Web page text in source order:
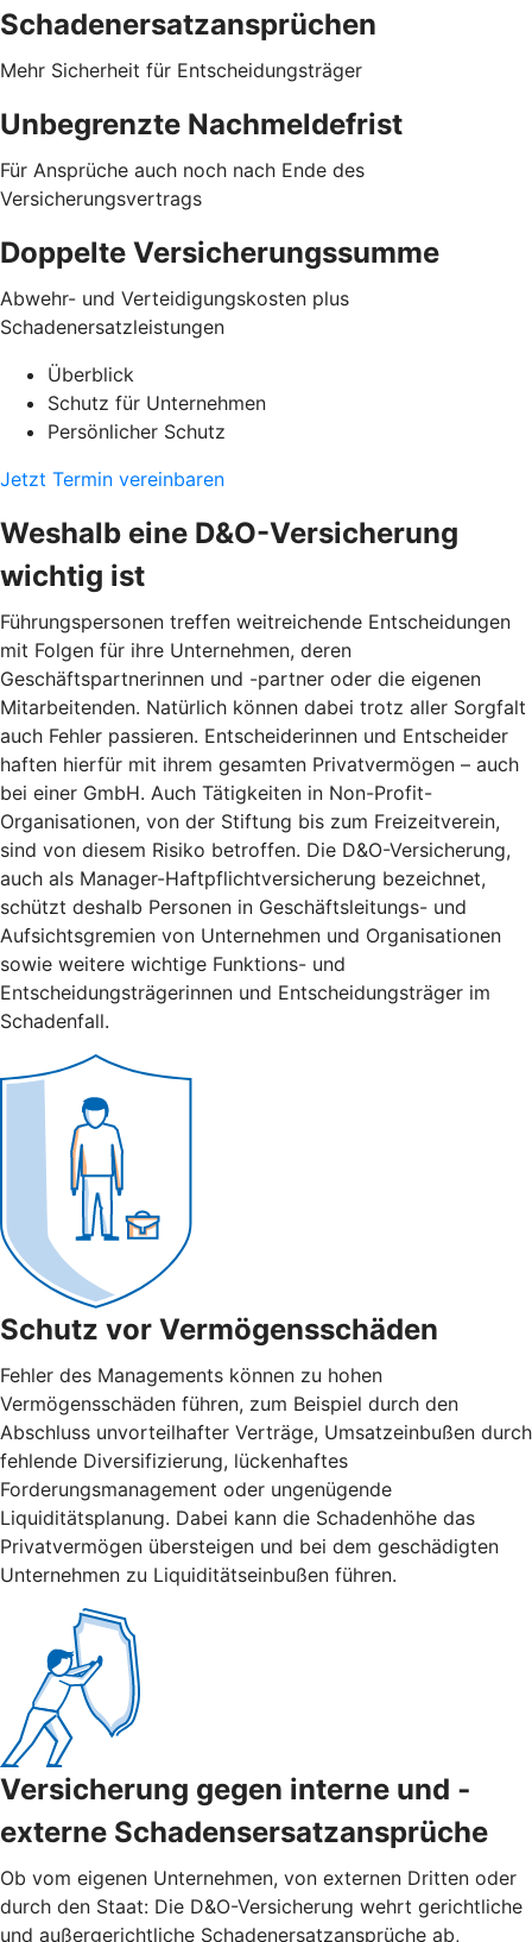
Schadenersatzansprüchen
Mehr Sicherheit für Entscheidungsträger
Unbegrenzte Nachmeldefrist
Für Ansprüche auch noch nach Ende des
Versicherungsvertrags
Doppelte Versicherungssumme
Abwehr- und Verteidigungskosten plus
Schadenersatzleistungen
Überblick
Schutz für Unternehmen
Persönlicher Schutz
Jetzt Termin vereinbaren
Weshalb eine D&O-Versicherung
wichtig ist
Führungspersonen treffen weitreichende Entscheidungen
mit Folgen für ihre Unternehmen, deren
Geschäftspartnerinnen und -partner oder die eigenen
Mitarbeitenden. Natürlich können dabei trotz aller Sorgfalt
auch Fehler passieren. Entscheiderinnen und Entscheider
haften hierfür mit ihrem gesamten Privatvermögen – auch
bei einer GmbH. Auch Tätigkeiten in Non-Profit-
Organisationen, von der Stiftung bis zum Freizeitverein,
sind von diesem Risiko betroffen. Die D&O-Versicherung,
auch als Manager-Haftpflichtversicherung bezeichnet,
schützt deshalb Personen in Geschäftsleitungs- und
Aufsichtsgremien von Unternehmen und Organisationen
sowie weitere wichtige Funktions- und
Entscheidungsträgerinnen und Entscheidungsträger im
Schadenfall.
Schutz vor Vermögensschäden
Fehler des Managements können zu hohen
Vermögensschäden führen, zum Beispiel durch den
Abschluss unvorteilhafter Verträge, Umsatzeinbußen durch
fehlende Diversifizierung, lückenhaftes
Forderungsmanagement oder ungenügende
Liquiditätsplanung. Dabei kann die Schadenhöhe das
Privatvermögen übersteigen und bei dem geschädigten
Unternehmen zu Liquiditätseinbußen führen.
Versicherung gegen interne und ­
externe ­Schadensersatzansprüche
Ob vom eigenen Unternehmen, von externen Dritten oder
durch den Staat: Die D&O-Versicherung wehrt gerichtliche
und außergerichtliche Schadenersatzansprüche ab,